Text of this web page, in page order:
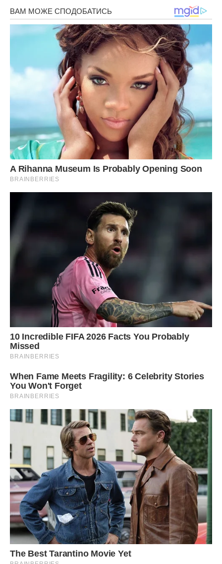
Та й закон таке не регламентує. Як бути у випадку, коли
дитина знаходиться тимчасово у батька з аліментами?
Або ж це Люба хоче занадто багато? Як думаєте?
Хто в цій ситуації правий?
Фото ілюстративне – спеціально для ibilingua
Сподобалася стаття? Поділіться з друзями на Facebook!